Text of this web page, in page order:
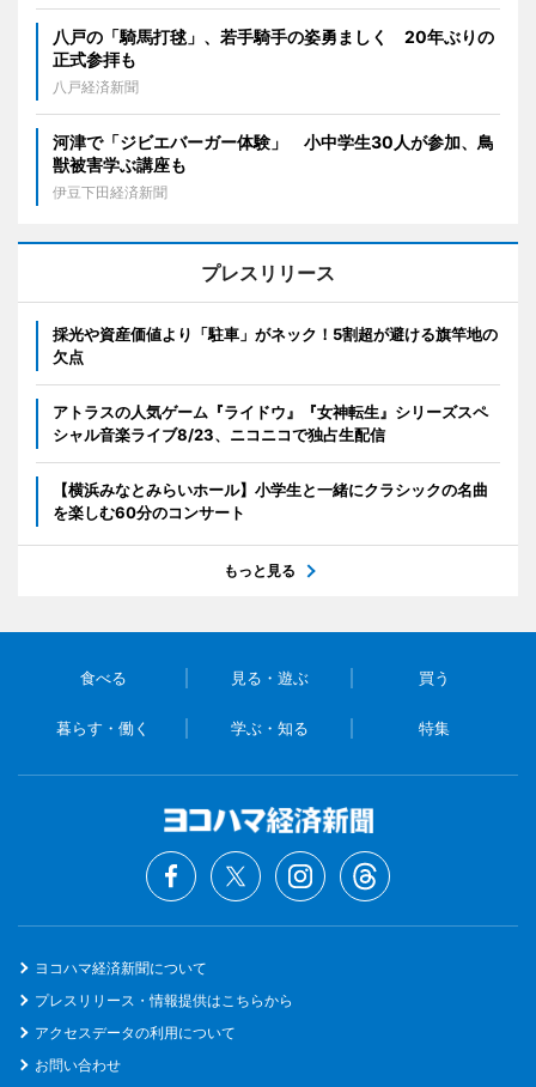
八戸の「騎馬打毬」、若手騎手の姿勇ましく 20年ぶりの
正式参拝も
八戸経済新聞
河津で「ジビエバーガー体験」 小中学生30人が参加、鳥
獣被害学ぶ講座も
伊豆下田経済新聞
プレスリリース
採光や資産価値より「駐車」がネック！5割超が避ける旗竿地の
欠点
アトラスの人気ゲーム『ライドウ』『女神転生』シリーズスペ
シャル音楽ライブ8/23、ニコニコで独占生配信
【横浜みなとみらいホール】小学生と一緒にクラシックの名曲
を楽しむ60分のコンサート
もっと見る
食べる 見る・遊ぶ 買う
暮らす・働く 学ぶ・知る 特集
ヨコハマ経済新聞について
プレスリリース・情報提供はこちらから
アクセスデータの利用について
お問い合わせ